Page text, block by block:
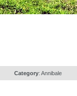
Category: Annibale